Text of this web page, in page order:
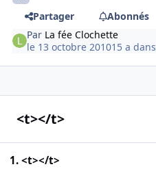
Partager
Abonnés
Par La fée Clochette
le 13 octobre 201015 a dans
<t></t>
1. <t></t>